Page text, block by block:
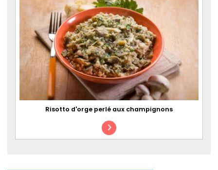
Risotto d'orge perlé aux champignons